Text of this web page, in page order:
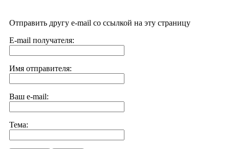
Отправить другу e-mail со ссылкой на эту страницу
E-mail получателя:
Имя отправителя:
Ваш e-mail:
Тема: